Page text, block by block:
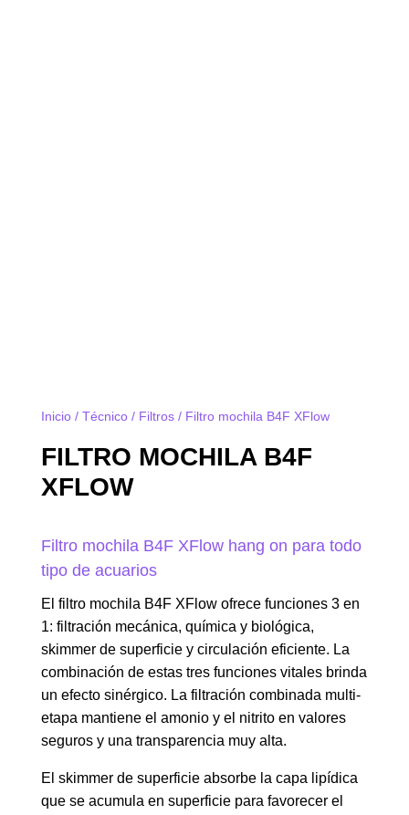
Inicio/ Técnico/ Filtros/ Filtro mochila B4F XFlow
FILTRO MOCHILA B4F
XFLOW
Filtro mochila B4F XFlow hang on para todo
tipo de acuarios
El filtro mochila B4F XFlow ofrece funciones 3 en
1: filtración mecánica, química y biológica,
skimmer de superficie y circulación eficiente. La
combinación de estas tres funciones vitales brinda
un efecto sinérgico. La filtración combinada multi-
etapa mantiene el amonio y el nitrito en valores
seguros y una transparencia muy alta.
El skimmer de superficie absorbe la capa lipídica
que se acumula en superficie para favorecer el